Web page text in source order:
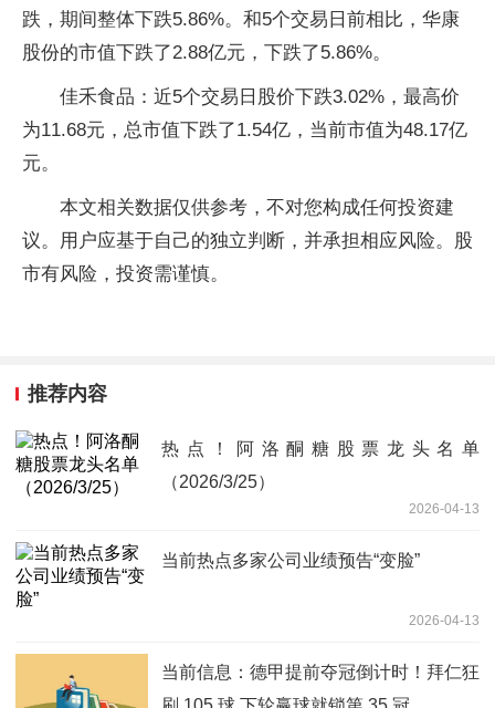
跌，期间整体下跌5.86%。和5个交易日前相比，华康
股份的市值下跌了2.88亿元，下跌了5.86%。
佳禾食品：近5个交易日股价下跌3.02%，最高价
为11.68元，总市值下跌了1.54亿，当前市值为48.17亿
元。
本文相关数据仅供参考，不对您构成任何投资建
议。用户应基于自己的独立判断，并承担相应风险。股
市有风险，投资需谨慎。
推荐内容
热点！阿洛酮糖股票龙头名单
（2026/3/25）
2026-04-13
当前热点多家公司业绩预告“变脸”
2026-04-13
当前信息：德甲提前夺冠倒计时！拜仁狂